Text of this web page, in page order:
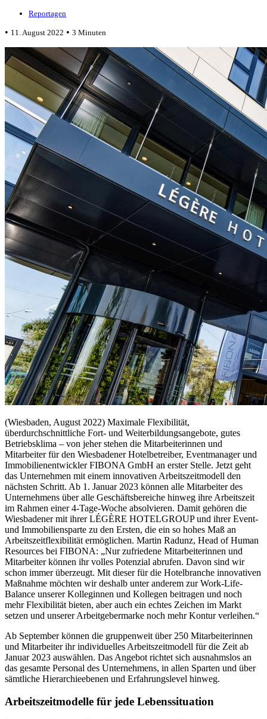
Reportagen
• 11. August 2022 • 3 Minuten
(Wiesbaden, August 2022) Maximale Flexibilität,
überdurchschnittliche Fort- und Weiterbildungsangebote, gutes
Betriebsklima – von jeher stehen die Mitarbeiterinnen und
Mitarbeiter für den Wiesbadener Hotelbetreiber, Eventmanager und
Immobilienentwickler FIBONA GmbH an erster Stelle. Jetzt geht
das Unternehmen mit einem innovativen Arbeitszeitmodell den
nächsten Schritt. Ab 1. Januar 2023 können alle Mitarbeiter des
Unternehmens über alle Geschäftsbereiche hinweg ihre Arbeitszeit
im Rahmen einer 4-Tage-Woche absolvieren. Damit gehören die
Wiesbadener mit ihrer LÉGÈRE HOTELGROUP und ihrer Event-
und Immobiliensparte zu den Ersten, die ein so hohes Maß an
Arbeitszeitflexibilität ermöglichen. Martin Radunz, Head of Human
Resources bei FIBONA: „Nur zufriedene Mitarbeiterinnen und
Mitarbeiter können ihr volles Potenzial abrufen. Davon sind wir
schon immer überzeugt. Mit dieser für die Hotelbranche innovativen
Maßnahme möchten wir deshalb unter anderem zur Work-Life-
Balance unserer Kolleginnen und Kollegen beitragen und noch
mehr Flexibilität bieten, aber auch ein echtes Zeichen im Markt
setzen und unserer Arbeitgebermarke noch mehr Kontur verleihen.“
Ab September können die gruppenweit über 250 Mitarbeiterinnen
und Mitarbeiter ihr individuelles Arbeitszeitmodell für die Zeit ab
Januar 2023 auswählen. Das Angebot richtet sich ausnahmslos an
das gesamte Personal des Unternehmens, in allen Sparten und über
sämtliche Hierarchieebenen und Erfahrungslevel hinweg.
Arbeitszeitmodelle für jede Lebenssituation